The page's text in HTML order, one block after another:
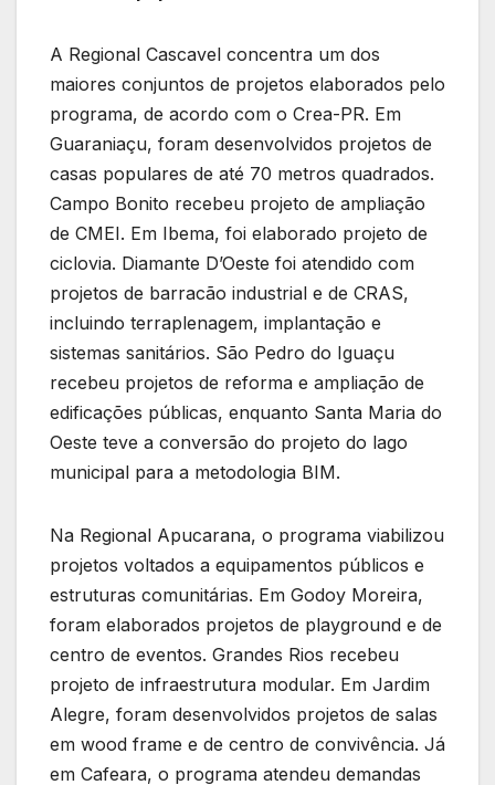
A Regional Cascavel concentra um dos
maiores conjuntos de projetos elaborados pelo
programa, de acordo com o Crea-PR. Em
Guaraniaçu, foram desenvolvidos projetos de
casas populares de até 70 metros quadrados.
Campo Bonito recebeu projeto de ampliação
de CMEI. Em Ibema, foi elaborado projeto de
ciclovia. Diamante D’Oeste foi atendido com
projetos de barracão industrial e de CRAS,
incluindo terraplenagem, implantação e
sistemas sanitários. São Pedro do Iguaçu
recebeu projetos de reforma e ampliação de
edificações públicas, enquanto Santa Maria do
Oeste teve a conversão do projeto do lago
municipal para a metodologia BIM.
Na Regional Apucarana, o programa viabilizou
projetos voltados a equipamentos públicos e
estruturas comunitárias. Em Godoy Moreira,
foram elaborados projetos de playground e de
centro de eventos. Grandes Rios recebeu
projeto de infraestrutura modular. Em Jardim
Alegre, foram desenvolvidos projetos de salas
em wood frame e de centro de convivência. Já
em Cafeara, o programa atendeu demandas